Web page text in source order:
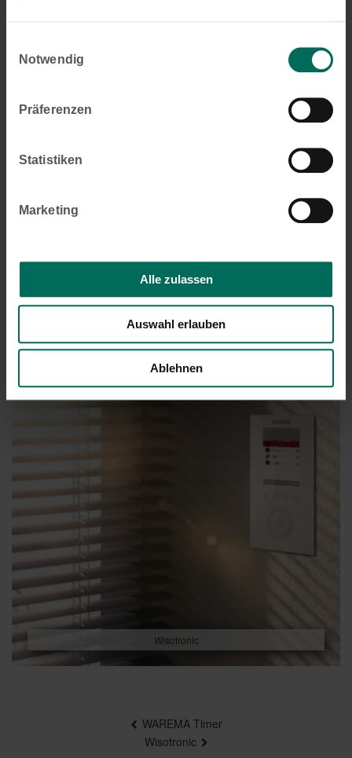
Notwendig
Präferenzen
Statistiken
Marketing
Alle zulassen
Auswahl erlauben
Ablehnen
Wisotronic
WAREMA Timer
Wisotronic